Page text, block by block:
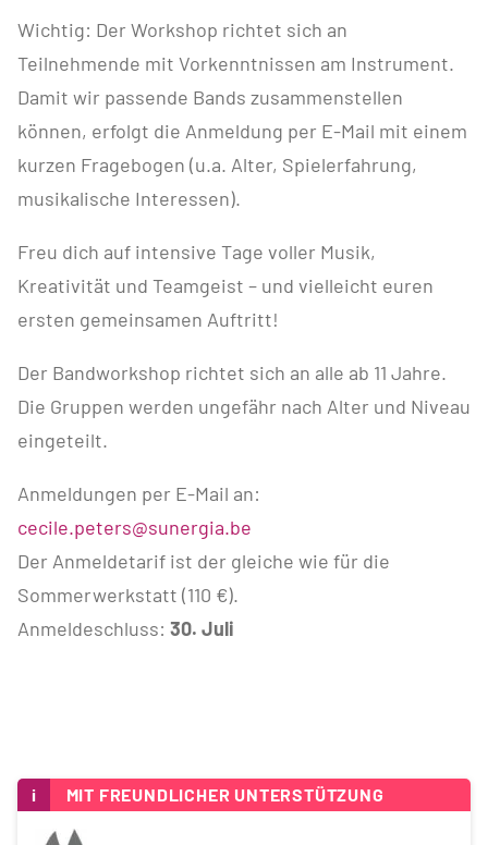
Wichtig: Der Workshop richtet sich an
Teilnehmende mit Vorkenntnissen am Instrument.
Damit wir passende Bands zusammenstellen
können, erfolgt die Anmeldung per E-Mail mit einem
kurzen Fragebogen (u.a. Alter, Spielerfahrung,
musikalische Interessen).
Freu dich auf intensive Tage voller Musik,
Kreativität und Teamgeist – und vielleicht euren
ersten gemeinsamen Auftritt!
Der Bandworkshop richtet sich an alle ab 11 Jahre.
Die Gruppen werden ungefähr nach Alter und Niveau
eingeteilt.
Anmeldungen per E-Mail an:
cecile.peters@sunergia.be
Der Anmeldetarif ist der gleiche wie für die
Sommerwerkstatt (110 €).
Anmeldeschluss: 30. Juli
i MIT FREUNDLICHER UNTERSTÜTZUNG